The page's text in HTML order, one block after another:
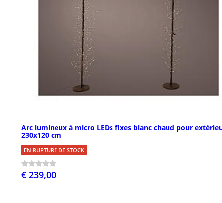
Arc lumineux à micro LEDs fixes blanc chaud pour
230x120 cm
EN RUPTURE DE STOCK
€ 239,00